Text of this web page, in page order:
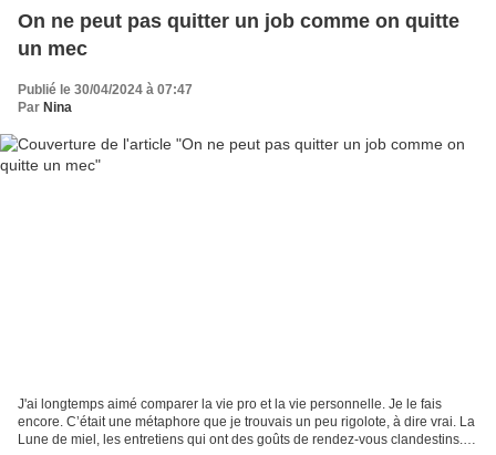
On ne peut pas quitter un job comme on quitte
un mec
Publié le 30/04/2024 à 07:47
Par Nina
J'ai longtemps aimé comparer la vie pro et la vie personnelle. Je le fais
encore. C’était une métaphore que je trouvais un peu rigolote, à dire vrai. La
Lune de miel, les entretiens qui ont des goûts de rendez-vous clandestins.